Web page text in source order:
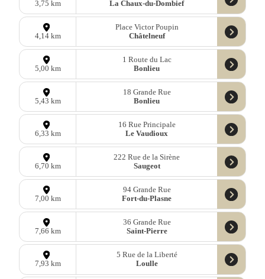
3,75 km
La Chaux-du-Dombief
4,14 km
Place Victor Poupin
Châtelneuf
5,00 km
1 Route du Lac
Bonlieu
5,43 km
18 Grande Rue
Bonlieu
6,33 km
16 Rue Principale
Le Vaudioux
6,70 km
222 Rue de la Sirène
Saugeot
7,00 km
94 Grande Rue
Fort-du-Plasne
7,66 km
36 Grande Rue
Saint-Pierre
7,93 km
5 Rue de la Liberté
Loulle